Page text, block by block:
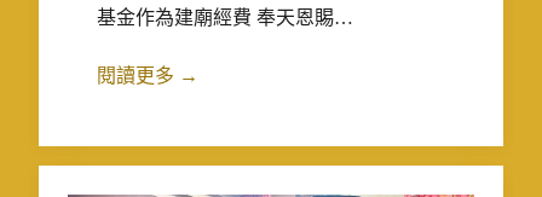
基金作為建廟經費 奉天恩賜…
閱讀更多 →